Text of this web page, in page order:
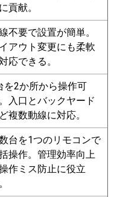
rak
airf
FDTV1126HP6S-
osj
rak
airf
osj
rak
airf
osj
rak
貢献。
不要で設置が簡単。
アウト変更にも柔軟
応できる。
を2か所から操作可
入口とバックヤード
複数動線に対応。
台を1つのリモコンで
操作。管理効率向上
作ミス防止に役立